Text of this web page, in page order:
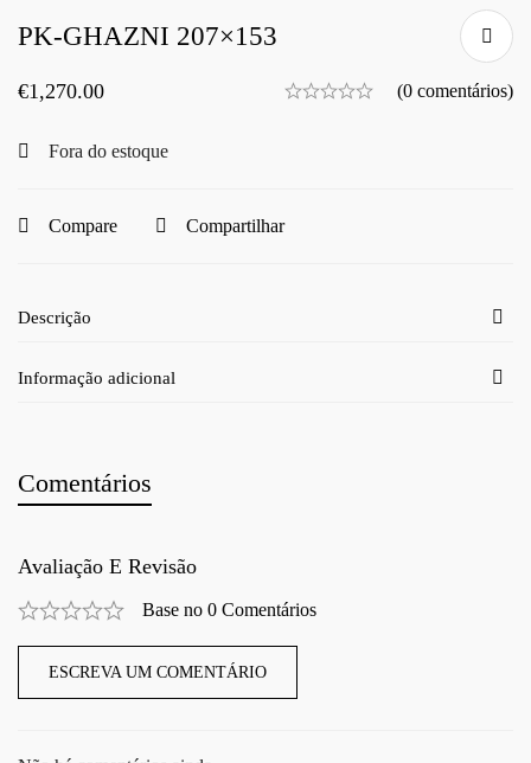
PK-GHAZNI 207×153
€1,270.00 (0 comentários)
Fora do estoque
Compare Compartilhar
Descrição
Informação adicional
Comentários
Avaliação E Revisão
Base no 0 Comentários
ESCREVA UM COMENTÁRIO